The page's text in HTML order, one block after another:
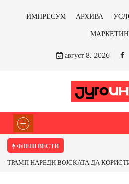
ИМПРЕСУМ АРХИВА
август 8, 2026
ФЛЕШ ВЕСТИ
ТРАМП НАРЕДИ ВОЈСКАТА ДА